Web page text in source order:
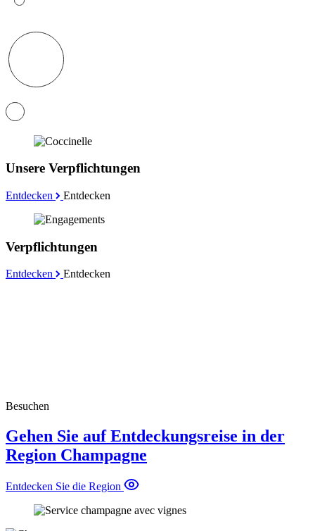
Unsere Verpflichtungen
Entdecken Entdecken
Verpflichtungen
Entdecken Entdecken
Besuchen
Gehen Sie auf Entdeckungsreise in der
Region Champagne
Entdecken Sie die Region